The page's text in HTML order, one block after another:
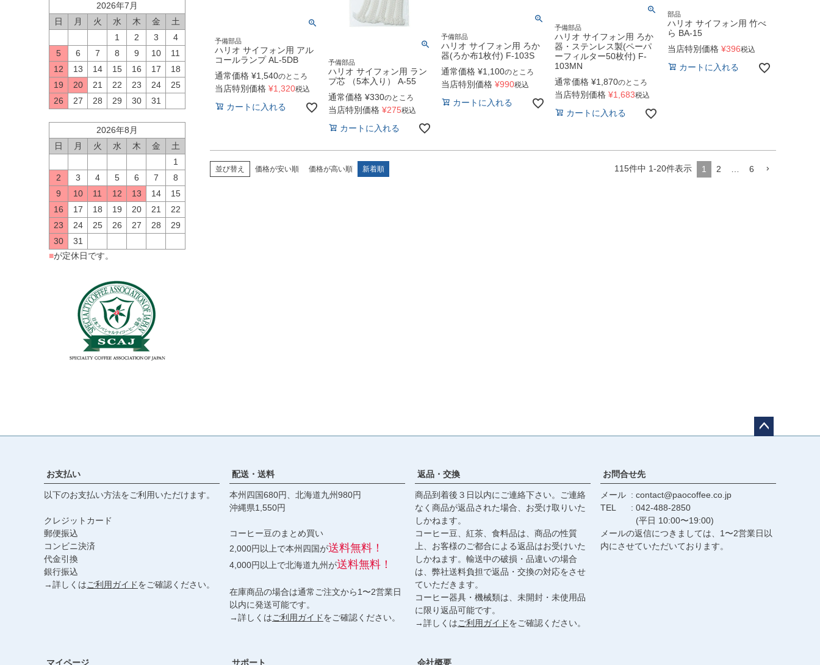
2026年7月
日
月 火 水 木 金
土
1
2 3
4
5
6 7 8 9 10
11
12
13 14 15 16 17
18
19
20 21 22 23 24
25
26
27 28 29 30 31
2026年8月
日
月 火 水 木 金
土
1
2
3 4 5 6 7
8
9
10 11 12 13 14
15
16
17 18 19 20 21
22
23
24 25 26 27 28
29
30
31
■が定休日です。
予備部品
ハリオ サイフォン用 アル
コールランプ AL-5DB
通常価格 ¥1,540のところ
当店特別価格 ¥1,320税込
カートに入れる
予備部品
ハリオ サイフォン用 ラン
プ芯 （5本入り） A-55
通常価格 ¥330のところ
当店特別価格 ¥275税込
カートに入れる
予備部品
ハリオ サイフォン用 ろか
器(ろか布1枚付) F-103S
通常価格 ¥1,100のところ
当店特別価格 ¥990税込
カートに入れる
予備部品
ハリオ サイフォン用 ろか
器・ステンレス製(ペーパ
ーフィルター50枚付) F-
103MN
通常価格 ¥1,870のところ
当店特別価格 ¥1,683税込
カートに入れる
部品
ハリオ サイフォン用 竹べ
ら BA-15
当店特別価格 ¥396税込
カートに入れる
並び替え 価格が安い順 価格が高い順 新着順 115件中 1-20件表示 1 2 6
へ
お支払い
以下のお支払い方法をご利用いただけます。
クレジットカード
郵便振込
コンビニ決済
代金引換
銀行振込
→詳しくはご利用ガイドをご確認ください。
配送・送料
本州四国680円、北海道九州980円
沖縄県1,550円
コーヒー豆のまとめ買い
2,000円以上で本州四国が送料無料！
4,000円以上で北海道九州が送料無料！
在庫商品の場合は通常ご注文から1〜2営業日
以内に発送可能です。
→詳しくはご利用ガイドをご確認ください。
返品・交換
商品到着後３日以内にご連絡下さい。ご連絡
なく商品が返品された場合、お受け取りいた
しかねます。
コーヒー豆、紅茶、食料品は、商品の性質
上、お客様のご都合による返品はお受けいた
しかねます。輸送中の破損・品違いの場合
は、弊社送料負担で返品・交換の対応をさせ
ていただきます。
コーヒー器具・機械類は、未開封・未使用品
に限り返品可能です。
→詳しくはご利用ガイドをご確認ください。
お問合せ先
メール
contact@paocoffee.co.jp
TEL
042-488-2850
(平日 10:00〜19:00)
メールの返信につきましては、1〜2営業日以
内にさせていただいております。
マイページ サポート 会社概要